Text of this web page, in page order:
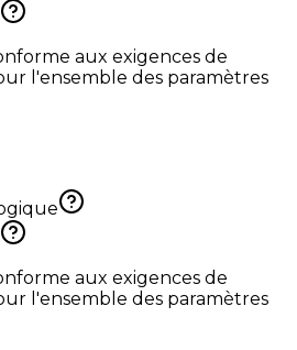
aux exigences de
l'ensemble des paramètres
aux exigences de
l'ensemble des paramètres